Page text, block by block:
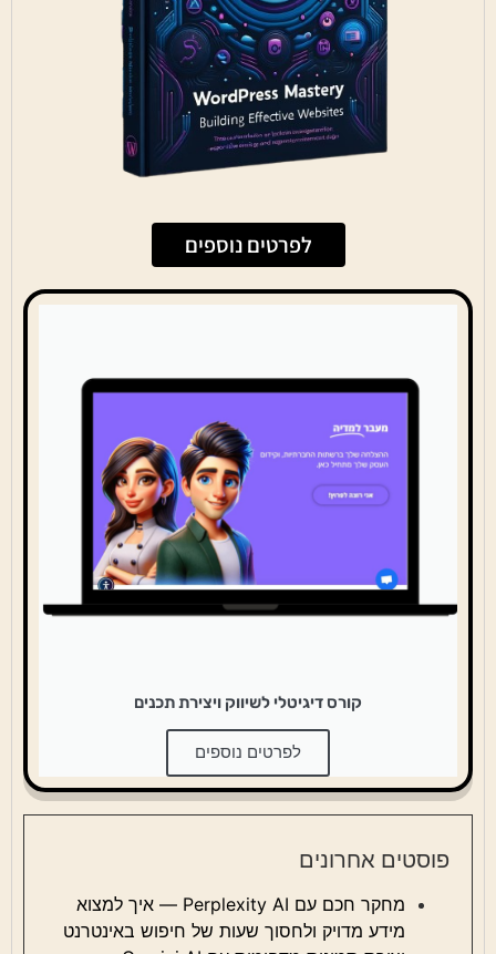
לפרטים נוספים
קורס דיגיטלי לשיווק ויצירת תכנים
לפרטים נוספים
פוסטים אחרונים
מחקר חכם עם Perplexity AI — איך למצוא
מידע מדויק ולחסוך שעות של חיפוש באינטרנט